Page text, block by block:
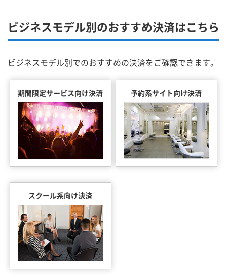
ビジネスモデル別のおすすめ決済はこちら
ビジネスモデル別でのおすすめの決済をご確認できます。
期間限定サービス向け決済 予約系サイト向け決済
スクール系向け決済